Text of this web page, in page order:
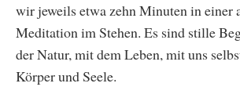
wir jeweils etwa zehn Minuten in einer
Meditation im Stehen. Es sind stille
der Natur, mit dem Leben, mit uns
Körper und Seele.